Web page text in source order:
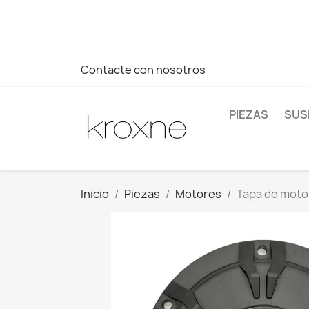
Contacte con nosotros
PIEZAS
Inicio Piezas Motores Tapa de